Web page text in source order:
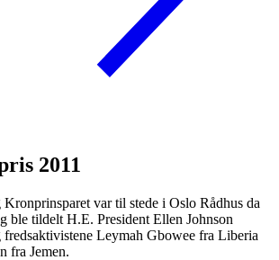
2011
var til stede i Oslo Rådhus da
ble tildelt H.E. President Ellen Johnson
Leymah Gbowee fra Liberia
fra Jemen.